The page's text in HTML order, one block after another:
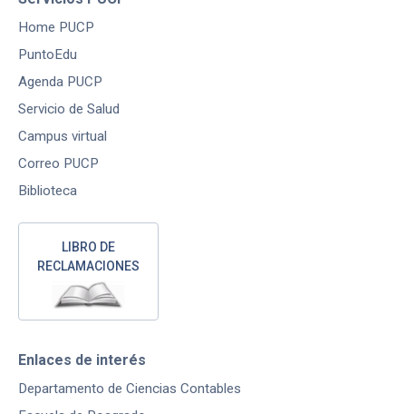
Home PUCP
PuntoEdu
Agenda PUCP
Servicio de Salud
Campus virtual
Correo PUCP
Biblioteca
LIBRO DE
RECLAMACIONES
Enlaces de interés
Departamento de Ciencias Contables